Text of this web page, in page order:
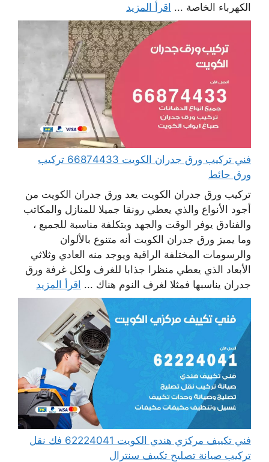
الكهرباء الخاصة ... اقرأ المزيد
فني تركيب ورق جدران الكويت 66874433 تركيب
ورق حائط
تركيب ورق جدران الكويت يعد ورق جدران الكويت من
أجود الأنواع والذي يعطي رونقا جميلا للمنازل والمكاتب
والفنادق يوفر الوقت والجهد وبتكلفة مناسبة للجميع ،
وما يميز ورق جدران الكويت أنه متنوع بالألوان
والرسومات المختلفة الراقية ويوجد منه العادي وثلاثي
الأبعاد الذي يعطي منظرا جذابا للغرف ولكل غرفة ورق
جدران يناسبها فمثلا لغرف النوم هناك ... اقرأ المزيد
فني تكييف مركزي هندي الكويت 62224041 فك نقل
تركيب صيانة تصليح تكييف سنترال